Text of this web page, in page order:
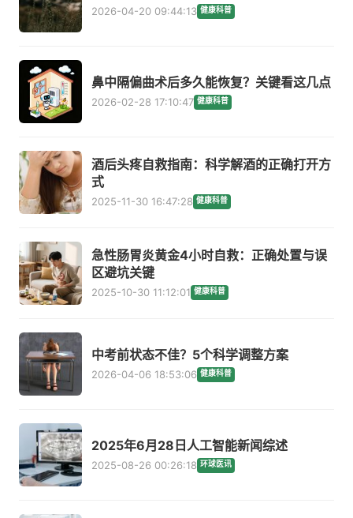
2026-04-20 09:44:13 健康科普
鼻中隔偏曲术后多久能恢复？关键看这几点
2026-02-28 17:10:47 健康科普
酒后头疼自救指南：科学解酒的正确打开方
式
2025-11-30 16:47:28 健康科普
急性肠胃炎黄金4小时自救：正确处置与误
区避坑关键
2025-10-30 11:12:01 健康科普
中考前状态不佳？5个科学调整方案
2026-04-06 18:53:06 健康科普
2025年6月28日人工智能新闻综述
2025-08-26 00:26:18 环球医讯